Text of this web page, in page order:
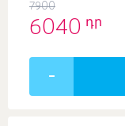
7900
6040 դր